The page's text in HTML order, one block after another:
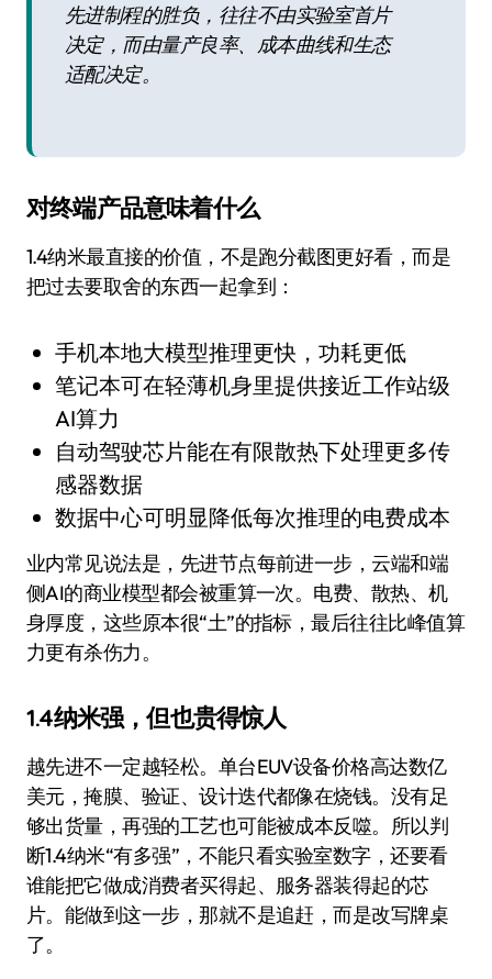
先进制程的胜负，往往不由实验室首片
决定，而由量产良率、成本曲线和生态
适配决定。
对终端产品意味着什么
1.4纳米最直接的价值，不是跑分截图更好看，而是
把过去要取舍的东西一起拿到：
手机本地大模型推理更快，功耗更低
笔记本可在轻薄机身里提供接近工作站级
AI算力
自动驾驶芯片能在有限散热下处理更多传
感器数据
数据中心可明显降低每次推理的电费成本
业内常见说法是，先进节点每前进一步，云端和端
侧AI的商业模型都会被重算一次。电费、散热、机
身厚度，这些原本很“土”的指标，最后往往比峰值算
力更有杀伤力。
1.4纳米强，但也贵得惊人
越先进不一定越轻松。单台EUV设备价格高达数亿
美元，掩膜、验证、设计迭代都像在烧钱。没有足
够出货量，再强的工艺也可能被成本反噬。所以判
断1.4纳米“有多强”，不能只看实验室数字，还要看
谁能把它做成消费者买得起、服务器装得起的芯
片。能做到这一步，那就不是追赶，而是改写牌桌
了。